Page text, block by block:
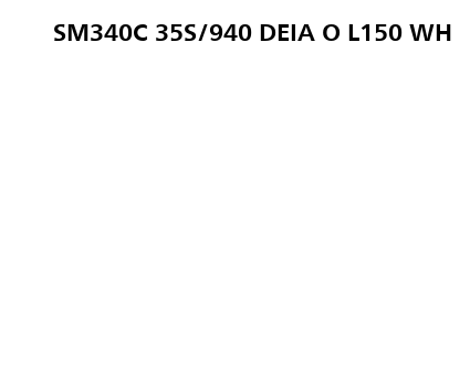
SM340C 35S/940 DEIA O L150 WH